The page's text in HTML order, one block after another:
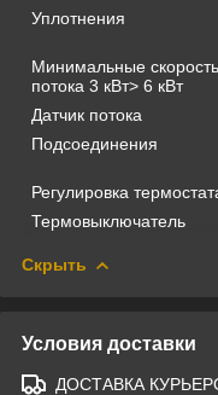
Уплотнения
Минимальные скорость
потока 3 кВт> 6 кВт
Датчик потока
Подсоединения
Регулировка
Термовыключатель
Скрыть
Условия доставки
ДОСТАВКА